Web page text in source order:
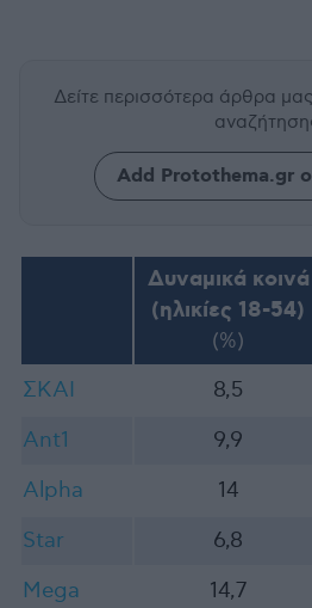
Δείτε περισσότερα άρθρα μας
Add Protothema.gr
Δυναμικά κοινά
(ηλικίες 18-54)
(%)
ΣΚΑΙ
8,5
Ant1
9,9
Alpha
14
Star
6,8
Mega
14,7